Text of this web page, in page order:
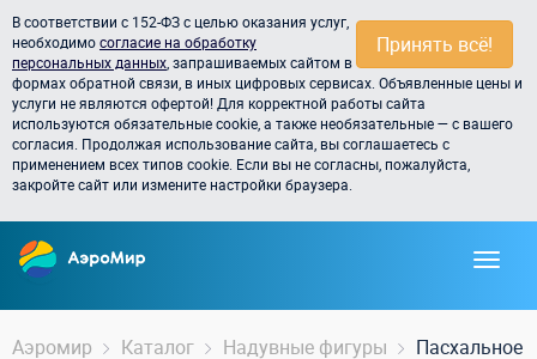
Принять всё!
В соответствии с 152-ФЗ с целью оказания услуг,
необходимосогласие на обработку
персональных данных , запрашиваемых сайтом в
формах обратной связи, в иных цифровых сервисах. Объявленные цены и
услуги не являются офертой! Для корректной работы сайта
используются обязательные cookie, а также необязательные — с вашего
согласия. Продолжая использование сайта, вы соглашаетесь с
применением всех типов cookie. Если вы не согласны, пожалуйста,
закройте сайт или измените настройки браузера.
Аэромир Каталог Надувные фигуры Пасхальное